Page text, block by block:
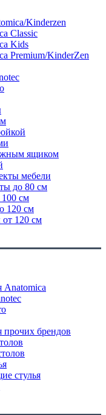
Kinderzen
Classic
Kids
Premium/KinderZen
ящиком
мебели
до 80 см
см
120 см
120 см
Anatomica
прочих брендов
стулья